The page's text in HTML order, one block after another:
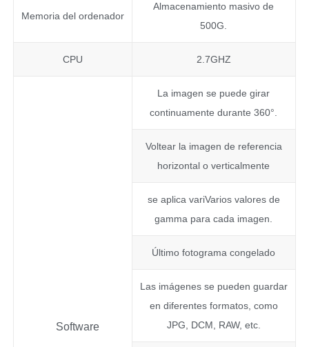
Memoria del ordenador
Almacenamiento masivo de
500G.
CPU 2.7GHZ
Software
La imagen se puede girar
continuamente durante 360°.
Voltear la imagen de referencia
horizontal o verticalmente
se aplica variVarios valores de
gamma para cada imagen.
Último fotograma congelado
Las imágenes se pueden guardar
en diferentes formatos, como
JPG, DCM, RAW, etc.